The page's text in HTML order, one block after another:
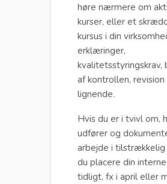
høre nærmere om
kurser, eller et
kursus i din
erklæringer,
kvalitetsstyringskrav,
af kontrollen,
lignende.
Hvis du er i tvivl om,
udfører og
arbejde i tilstrækkelig
du placere din
tidligt, fx i april eller